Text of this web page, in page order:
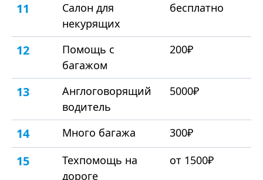
11
Салон для
некурящих
бесплатно
12
Помощь с
багажом
200₽
13
Англоговорящий
водитель
5000₽
14 Много багажа 300₽
15
Техпомощь на
дороге
от 1500₽